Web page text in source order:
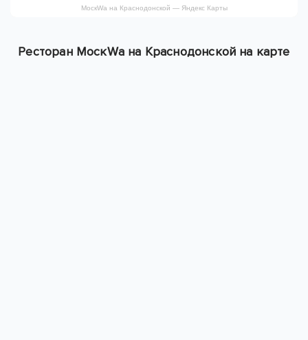
МоскWа на Краснодонской — Яндекс Карты
Ресторан МоскWа на Краснодонской на карте